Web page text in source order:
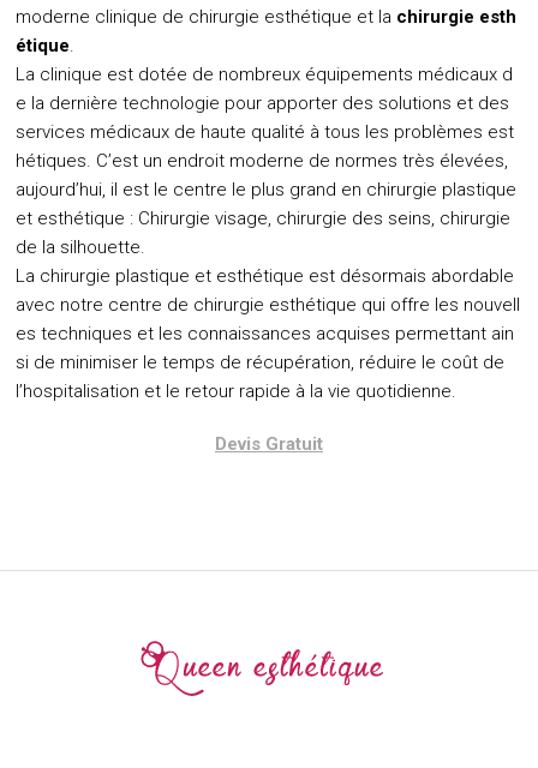
moderne clinique de chirurgie esthétique et la chirurgie esth
étique.
La clinique est dotée de nombreux équipements médicaux d
e la dernière technologie pour apporter des solutions et des
services médicaux de haute qualité à tous les problèmes est
hétiques. C’est un endroit moderne de normes très élevées,
aujourd’hui, il est le centre le plus grand en chirurgie plastique
et esthétique : Chirurgie visage, chirurgie des seins, chirurgie
de la silhouette.
La chirurgie plastique et esthétique est désormais abordable
avec notre centre de chirurgie esthétique qui offre les nouvell
es techniques et les connaissances acquises permettant ain
si de minimiser le temps de récupération, réduire le coût de
l’hospitalisation et le retour rapide à la vie quotidienne.
Devis Gratuit